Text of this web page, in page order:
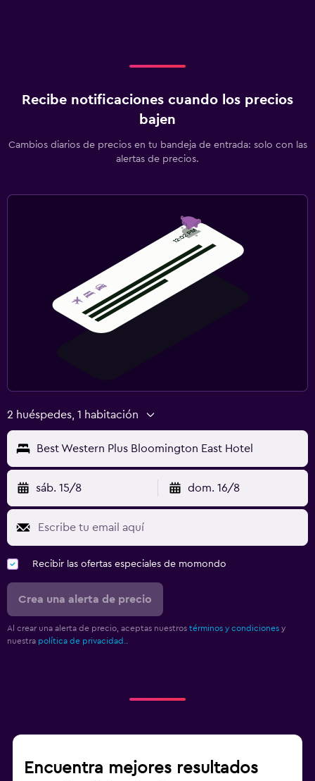
Recibe notificaciones cuando los precios
bajen
Cambios diarios de precios en tu bandeja de entrada: solo con las
alertas de precios.
2 huéspedes, 1 habitación
Best Western Plus Bloomington East Hotel
sáb. 15/8 dom. 16/8
Recibir las ofertas especiales de momondo
Crea una alerta de precio
Al crear una alerta de precio, aceptas nuestros términos y condiciones y
nuestra política de privacidad.
Encuentra mejores resultados